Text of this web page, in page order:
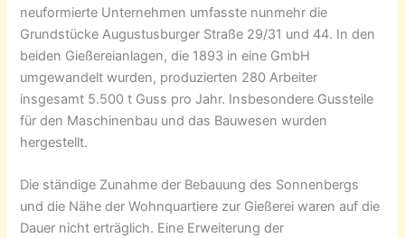
neuformierte Unternehmen umfasste nunmehr die
Grundstücke Augustusburger Straße 29/31 und 44. In den
beiden Gießereianlagen, die 1893 in eine GmbH
umgewandelt wurden, produzierten 280 Arbeiter
insgesamt 5.500 t Guss pro Jahr. Insbesondere Gussteile
für den Maschinenbau und das Bauwesen wurden
hergestellt.
Die ständige Zunahme der Bebauung des Sonnenbergs
und die Nähe der Wohnquartiere zur Gießerei waren auf die
Dauer nicht erträglich. Eine Erweiterung der